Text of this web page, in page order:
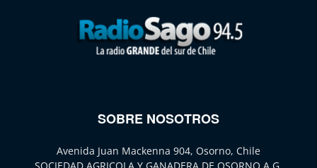
SOBRE NOSOTROS
Avenida Juan Mackenna 904, Osorno, Chile